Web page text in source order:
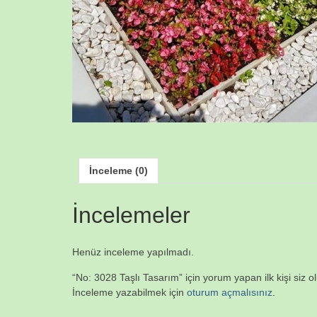
İnceleme (0)
İncelemeler
Henüz inceleme yapılmadı.
“No: 3028 Taşlı Tasarım” için yorum yapan ilk kişi siz
İnceleme yazabilmek için oturum açmalısınız.